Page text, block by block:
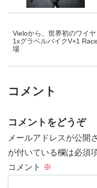
Vieloから、世界初のワイ
1xグラベルバイクV+1
場
コメント
コメントをどうぞ
メールアドレスが公開
が付いている欄は必須
コメント ※